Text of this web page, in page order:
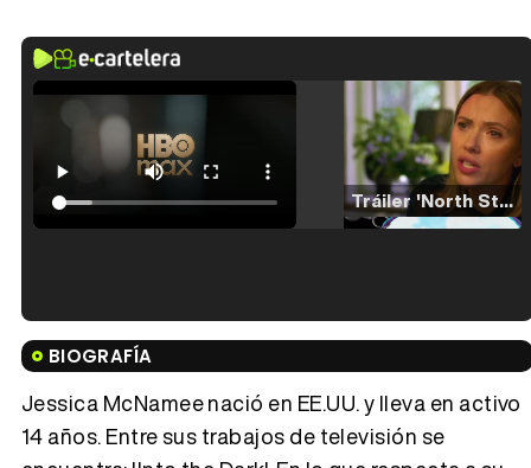
Tráiler 'North Star' (2023)
Tráiler en español de 'La isla olvidada'
BIOGRAFÍA
Jessica McNamee nació en EE.UU. y lleva en activo
14 años. Entre sus trabajos de televisión se